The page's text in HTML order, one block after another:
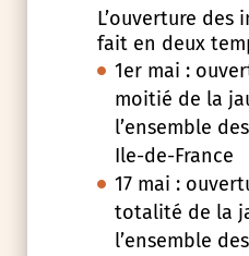
L’ouverture des
fait en deux
1er mai :
moitié de la
l’ensemble
Ile-de-France
17 mai :
totalité de la
l’ensemble